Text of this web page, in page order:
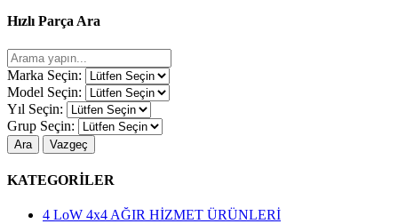
Hızlı Parça Ara
Marka Seçin:
Model Seçin:
Yıl Seçin:
Grup Seçin:
Ara Vazgeç
KATEGORİLER
4 LoW 4x4 AĞIR HİZMET ÜRÜNLERİ